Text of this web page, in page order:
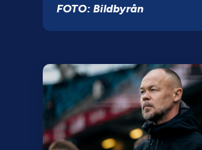
FOTO: Bildbyrån